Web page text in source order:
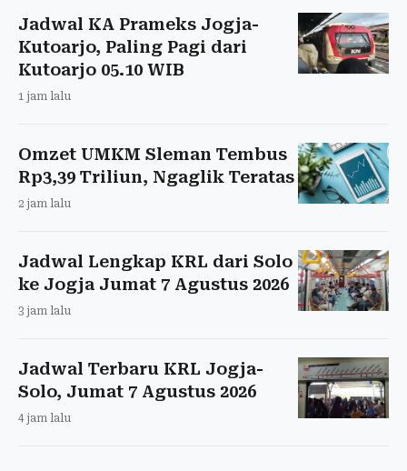
Jadwal KA Prameks Jogja-
Kutoarjo, Paling Pagi dari
Kutoarjo 05.10 WIB
1 jam lalu
Omzet UMKM Sleman Tembus
Rp3,39 Triliun, Ngaglik Teratas
2 jam lalu
Jadwal Lengkap KRL dari Solo
ke Jogja Jumat 7 Agustus 2026
3 jam lalu
Jadwal Terbaru KRL Jogja-
Solo, Jumat 7 Agustus 2026
4 jam lalu